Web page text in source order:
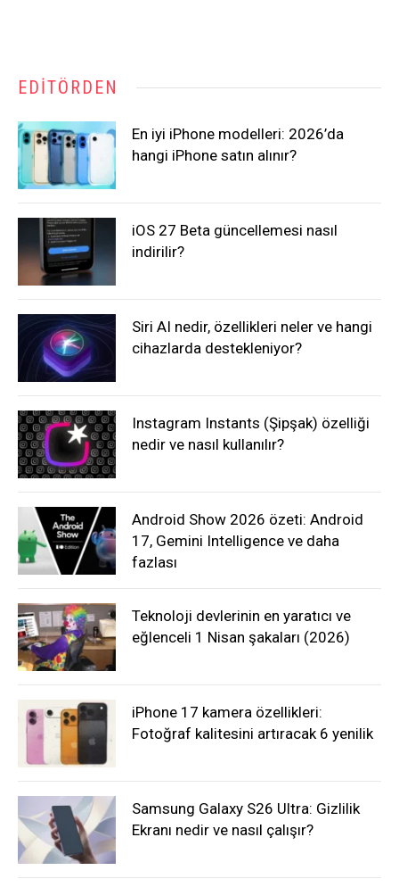
EDITÖRDEN
En iyi iPhone modelleri: 2026’da
hangi iPhone satın alınır?
iOS 27 Beta güncellemesi nasıl
indirilir?
Siri AI nedir, özellikleri neler ve hangi
cihazlarda destekleniyor?
Instagram Instants (Şipşak) özelliği
nedir ve nasıl kullanılır?
Android Show 2026 özeti: Android
17, Gemini Intelligence ve daha
fazlası
Teknoloji devlerinin en yaratıcı ve
eğlenceli 1 Nisan şakaları (2026)
iPhone 17 kamera özellikleri:
Fotoğraf kalitesini artıracak 6 yenilik
Samsung Galaxy S26 Ultra: Gizlilik
Ekranı nedir ve nasıl çalışır?